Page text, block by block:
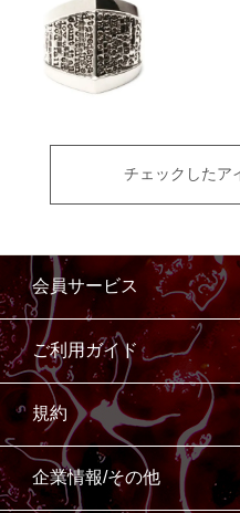
チェックしたア
会員サービス
ご利用ガイド
規約
企業情報/その他